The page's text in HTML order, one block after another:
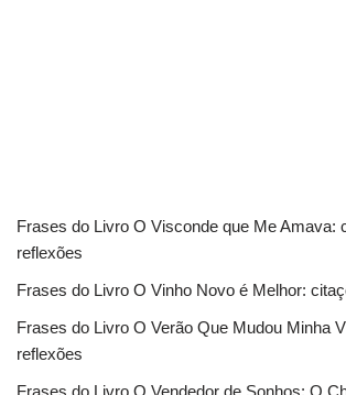
Frases do Livro O Visconde que Me Amava:
reflexões
Frases do Livro O Vinho Novo é Melhor:
Frases do Livro O Verão Que Mudou Minha
reflexões